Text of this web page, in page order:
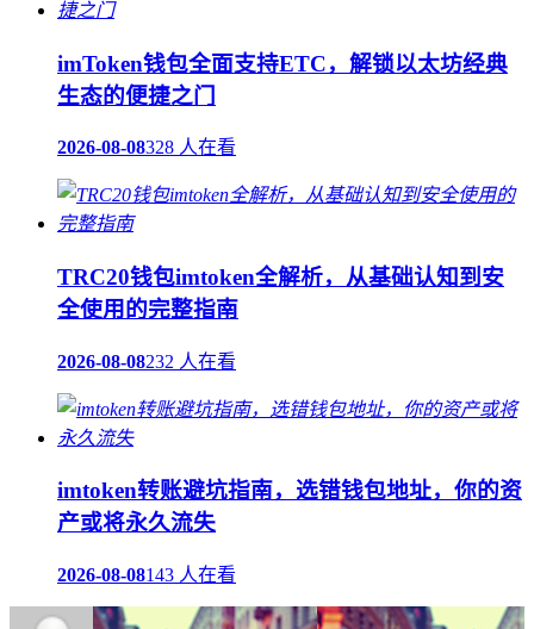
imToken钱包全面支持ETC，解锁以太坊经典
生态的便捷之门
2026-08-08328 人在看
TRC20钱包imtoken全解析，从基础认知到安
全使用的完整指南
2026-08-08232 人在看
imtoken转账避坑指南，选错钱包地址，你的资
产或将永久流失
2026-08-08143 人在看